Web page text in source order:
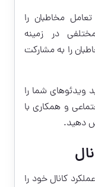
مخاطبان را
در زمینه
را به مشارکت
ویدئوهای شما را
و همکاری با
دهید.
کانال خود را